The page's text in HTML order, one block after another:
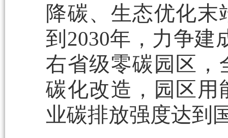
降碳、生态优化
到2030年，力争建
右省级零碳园区，
碳化改造，园区用
业碳排放强度达到